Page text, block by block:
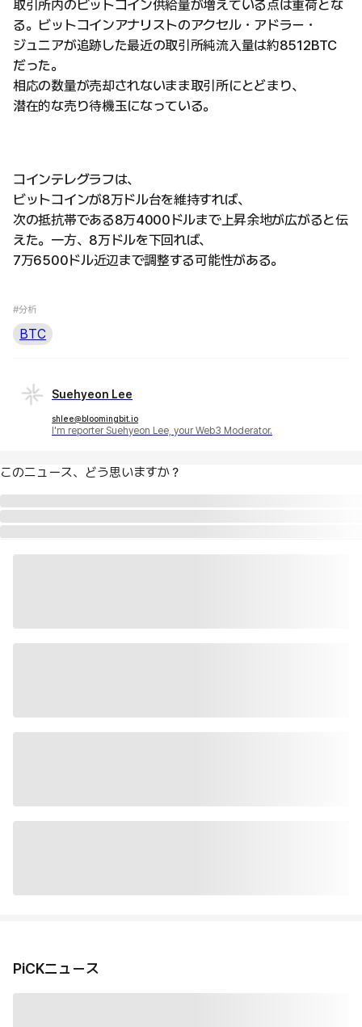
取引所内のビットコイン供給量が増えている点は重荷とな
る。ビットコインアナリストのアクセル・アドラー・
ジュニアが追跡した最近の取引所純流入量は約8512BTC
だった。
相応の数量が売却されないまま取引所にとどまり、
潜在的な売り待機玉になっている。
コインテレグラフは、
ビットコインが8万ドル台を維持すれば、
次の抵抗帯である8万4000ドルまで上昇余地が広がると伝
えた。一方、8万ドルを下回れば、
7万6500ドル近辺まで調整する可能性がある。
#分析
BTC
Suehyeon Lee
shlee@bloomingbit.io
I'm reporter Suehyeon Lee, your Web3 Moderator.
このニュース、どう思いますか？
PiCKニュース